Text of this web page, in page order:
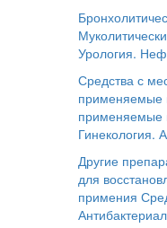
Урология.
Средства с
применяемые
применяемые
Гинекология.
Другие
для
примения